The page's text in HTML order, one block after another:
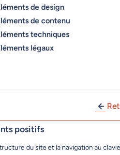
de design
de contenu
techniques
légaux
positifs
du site et la navigation au